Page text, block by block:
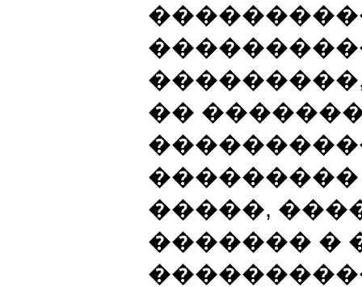
��
���������
�����,
������� �